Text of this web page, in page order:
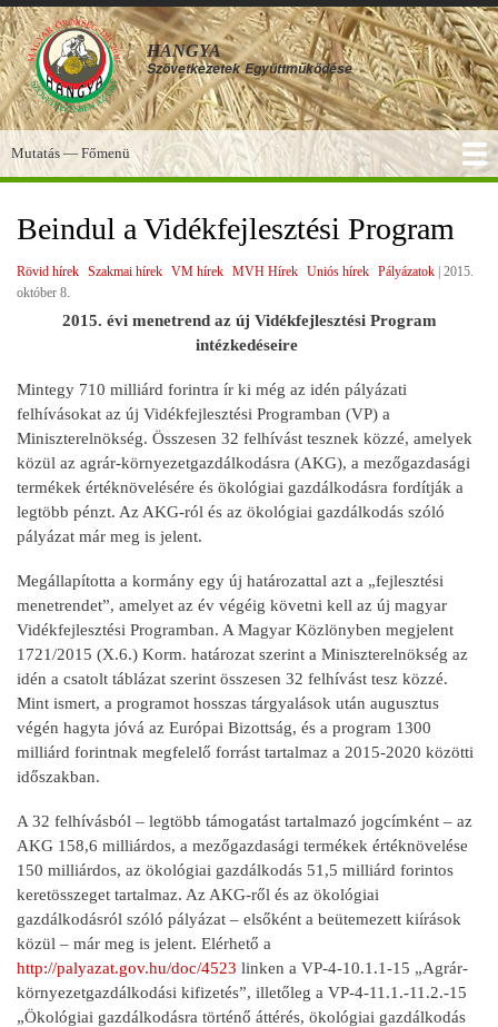
Ugrás
a
tartalomra
HANGYA
Szövetkezetek Együttműködése
Főmenü
Mutatás — Főmenü
Beindul a Vidékfejlesztési Program
Rövid hírek Szakmai hírek VM hírek MVH Hírek Uniós hírek Pályázatok 2015.
október 8.
2015. évi menetrend az új Vidékfejlesztési Program
intézkedéseire
Mintegy 710 milliárd forintra ír ki még az idén pályázati
felhívásokat az új Vidékfejlesztési Programban (VP) a
Miniszterelnökség. Összesen 32 felhívást tesznek közzé, amelyek
közül az agrár-környezetgazdálkodásra (AKG), a mezőgazdasági
termékek értéknövelésére és ökológiai gazdálkodásra fordítják a
legtöbb pénzt. Az AKG-ról és az ökológiai gazdálkodás szóló
pályázat már meg is jelent.
Megállapította a kormány egy új határozattal azt a „fejlesztési
menetrendet”, amelyet az év végéig követni kell az új magyar
Vidékfejlesztési Programban. A Magyar Közlönyben megjelent
1721/2015 (X.6.) Korm. határozat szerint a Miniszterelnökség az
idén a csatolt táblázat szerint összesen 32 felhívást tesz közzé.
Mint ismert, a programot hosszas tárgyalások után augusztus
végén hagyta jóvá az Európai Bizottság, és a program 1300
milliárd forintnak megfelelő forrást tartalmaz a 2015-2020 közötti
időszakban.
A 32 felhívásból – legtöbb támogatást tartalmazó jogcímként – az
AKG 158,6 milliárdos, a mezőgazdasági termékek értéknövelése
150 milliárdos, az ökológiai gazdálkodás 51,5 milliárd forintos
keretösszeget tartalmaz. Az AKG-ről és az ökológiai
gazdálkodásról szóló pályázat – elsőként a beütemezett kiírások
közül – már meg is jelent. Elérhető a
http://palyazat.gov.hu/doc/4523 linken a VP-4-10.1.1-15 „Agrár-
környezetgazdálkodási kifizetés”, illetőleg a VP-4-11.1.-11.2.-15
„Ökológiai gazdálkodásra történő áttérés, ökológiai gazdálkodás